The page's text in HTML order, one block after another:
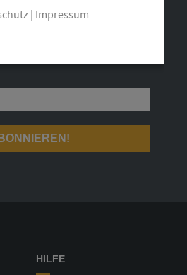
Meine E-Mail-Adresse wird
Eine Abmeldung ist jederzeit
HILFE
| Impressum